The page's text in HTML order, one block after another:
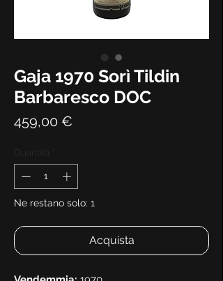
Gaja 1970 Sorì Tildin
Barbaresco DOC
459,00 €
Ne restano solo: 1
Acquista